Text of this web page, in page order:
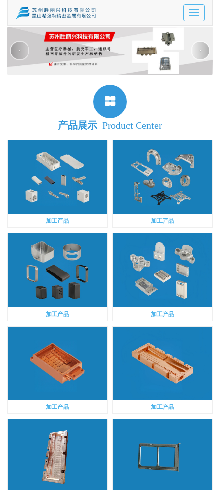
Toggle
‹ ›
产品展示 Product Center
加工产品 加工产品
加工产品 加工产品
加工产品 加工产品